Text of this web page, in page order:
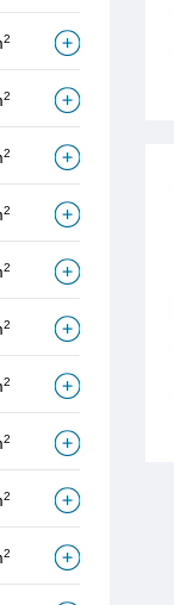
2
2
2
2
2
2
2
2
2
2